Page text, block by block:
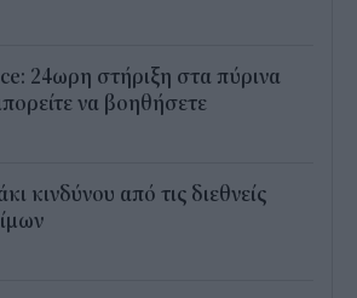
24ωρη στήριξη στα πύρινα
να βοηθήσετε
κινδύνου από τις διεθνείς